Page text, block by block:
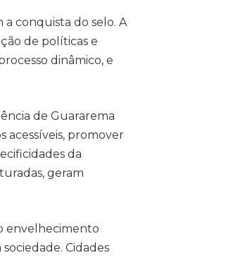
conquista do selo. A
de políticas e
dinâmico, e
de Guararema
acessíveis, promover
da
geram
envelhecimento
Cidades